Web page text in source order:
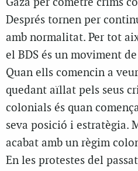
Després tornen per
amb normalitat. Per tot
el BDS és un moviment
Quan ells comencin a
quedant aïllat pels seus
colonials és quan
seva posició i estratègia.
acabat amb un règim
En les protestes del